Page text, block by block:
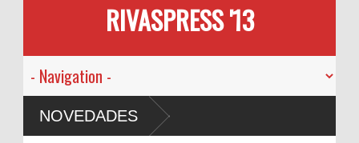
RIVASPRESS '13
NOVEDADES